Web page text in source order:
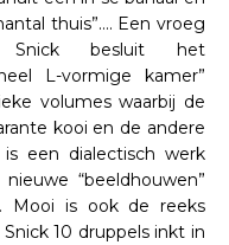
thuis”…. Een vroeg
besluit het
L-vormige kamer”
volumes waarbij de
kooi en de andere
een dialectisch werk
“beeldhouwen”
Mooi is ook de reeks
10 druppels inkt in